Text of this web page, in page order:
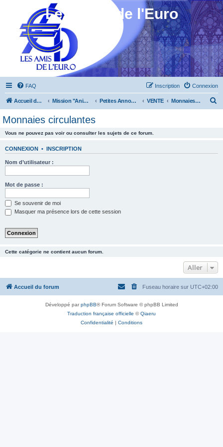
Les Amis de l'Euro
FAQ Connexion
Inscription
Accueil du forum Mission "Animation" Petites Annonces VENTE Monnaies circulantes
Monnaies circulantes
Vous ne pouvez pas voir ou consulter les sujets de ce forum.
CONNEXION • INSCRIPTION
Nom d’utilisateur :
Mot de passe :
Se souvenir de moi
Masquer ma présence lors de cette session
Cette catégorie ne contient aucun forum.
Aller
Accueil du forum Fuseau horaire sur UTC+02:00
Développé parphpBB® Forum Software © phpBB Limited
Traduction française officielle ©Qiaeru
Confidentialité | Conditions